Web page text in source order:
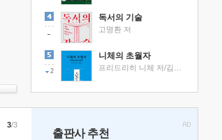
독서의 기술
고명환 저
2
니체의 초월자
3/3
출판사 추천